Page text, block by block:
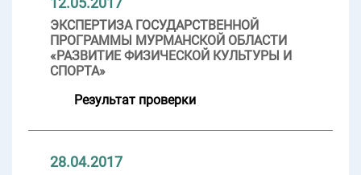
ЭКСПЕРТИЗА ГОСУДАРСТВЕННОЙ
ПРОГРАММЫ МУРМАНСКОЙ ОБЛАСТИ
«РАЗВИТИЕ ФИЗИЧЕСКОЙ КУЛЬТУРЫ И
СПОРТА»
Результат проверки
28.04.2017